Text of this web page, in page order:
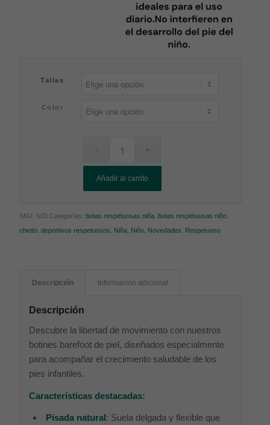
Tallas
Color
Añadir al carrito
SKU: N/D Categorías:botas respetuosas niña ,botas respetuosas niño
chetto ,deportivos respetuosos Niña Niño Novedades Respetuoso
Descripción Información adicional
Descripción
Descubre la libertad de movimiento con nuestros
botines barefoot de piel, diseñados especialmente
para acompañar el crecimiento saludable de los
pies infantiles.
Características destacadas:
Pisada natural: Suela delgada y flexible que